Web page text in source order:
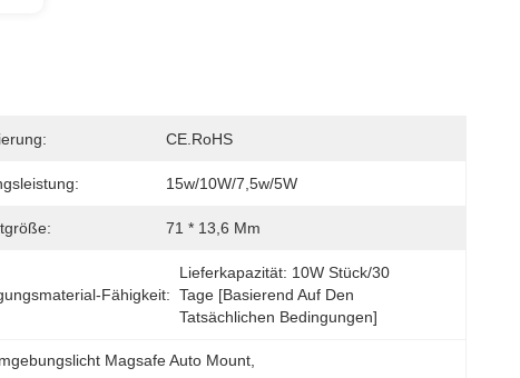
CE.RoHS
15w/10W/7,5w/5W
71 * 13,6 Mm
Fähigkeit:
Lieferkapazität: 10W Stück/30
Tage [basierend Auf Den
Tatsächlichen Bedingungen]
Magsafe Auto Mount